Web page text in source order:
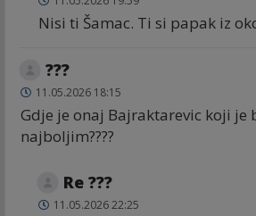
Nisi ti Šamac. Ti si papak iz
???
11.05.2026 18:15
Gdje je onaj Bajraktarevic koji je
najboljim????
Re ???
11.05.2026 22:25